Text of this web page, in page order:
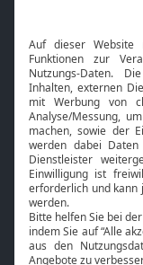
Neuigkeiten
Bibel TV
Über uns
Jobs